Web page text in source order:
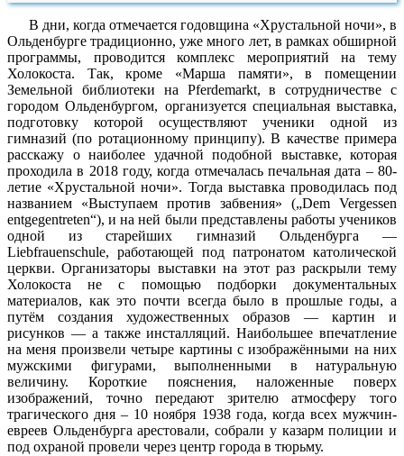
В дни, когда отмечается годовщина «Хрустальной ночи», в
Ольденбурге традиционно, уже много лет, в рамках обширной
программы, проводится комплекс мероприятий на тему
Холокоста. Так, кроме «Марша памяти», в помещении
Земельной библиотеки на Pferdemarkt, в сотрудничестве с
городом Ольденбургом, организуется специальная выставка,
подготовку которой осуществляют ученики одной из
гимназий (по ротационному принципу). В качестве примера
расскажу о наиболее удачной подобной выставке, которая
проходила в 2018 году, когда отмечалась печальная дата – 80-
летие «Хрустальной ночи». Тогда выставка проводилась под
названием «Выступаем против забвения» („Dem Vergessen
entgegentreten“), и на ней были представлены работы учеников
одной из старейших гимназий Ольденбурга —
Liebfrauenschule, работающей под патронатом католической
церкви. Организаторы выставки на этот раз раскрыли тему
Холокоста не с помощью подборки документальных
материалов, как это почти всегда было в прошлые годы, а
путём создания художественных образов — картин и
рисунков — а также инсталляций. Наибольшее впечатление
на меня произвели четыре картины с изображёнными на них
мужскими фигурами, выполненными в натуральную
величину. Короткие пояснения, наложенные поверх
изображений, точно передают зрителю атмосферу того
трагического дня – 10 ноября 1938 года, когда всех мужчин-
евреев Ольденбурга арестовали, собрали у казарм полиции и
под охраной провели через центр города в тюрьму.